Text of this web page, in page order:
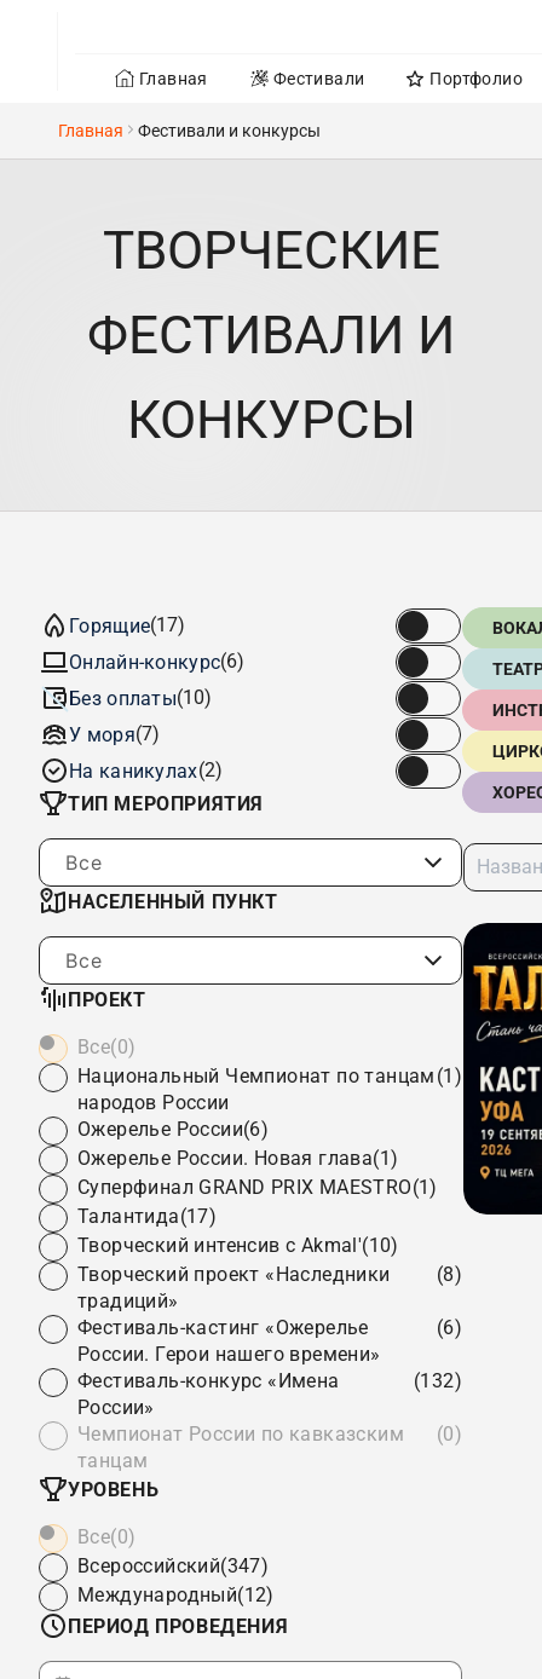
Главная Фестивали Портфолио
Главная Фестивали и конкурсы
ТВОРЧЕСКИЕ
ФЕСТИВАЛИ И
КОНКУРСЫ
Горящие(17)
Онлайн-конкурс(6)
Без оплаты(10)
У моря(7)
На каникулах(2)
ТИП МЕРОПРИЯТИЯ
Все
НАСЕЛЕННЫЙ ПУНКТ
Все
ПРОЕКТ
Все(0)
Национальный Чемпионат по танцам
народов России
(1)
Ожерелье России(6)
Ожерелье России. Новая глава(1)
Суперфинал GRAND PRIX MAESTRO(1)
Талантида(17)
Творческий интенсив с Akmal'(10)
Творческий проект «Наследники
традиций»
(8)
Фестиваль-кастинг «Ожерелье
России. Герои нашего времени»
(6)
Фестиваль-конкурс «Имена
России»
(132)
Чемпионат России по кавказским
танцам
(0)
УРОВЕНЬ
Все(0)
Всероссийский(347)
Международный(12)
ПЕРИОД ПРОВЕДЕНИЯ